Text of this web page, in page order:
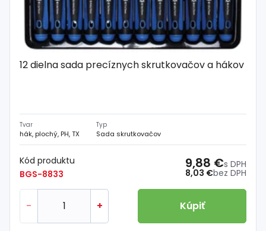
12 dielna sada precíznych skrutkovačov a hákov
Tvar
hák, plochý, PH, TX
Typ
Sada skrutkovačov
Kód produktu
BGS-8833
8,03 €bez DPH
9,88 €s DPH
- + Kúpiť